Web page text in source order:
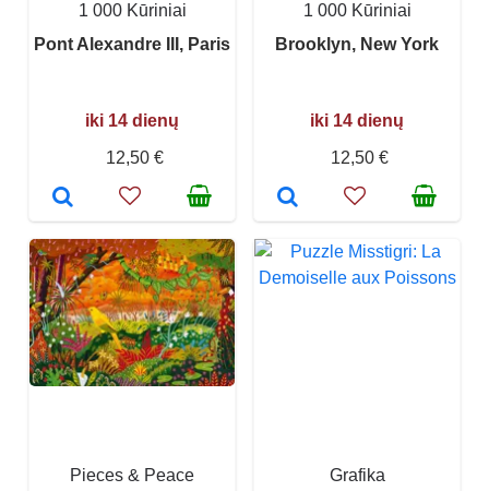
1 000 Kūriniai
Pont Alexandre III, Paris
iki 14 dienų
12,50 €
1 000 Kūriniai
Brooklyn, New York
iki 14 dienų
12,50 €
Pieces & Peace
Grafika